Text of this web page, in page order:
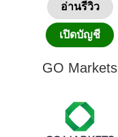
อ่านรีวิว
เปิดบัญชี
GO Markets